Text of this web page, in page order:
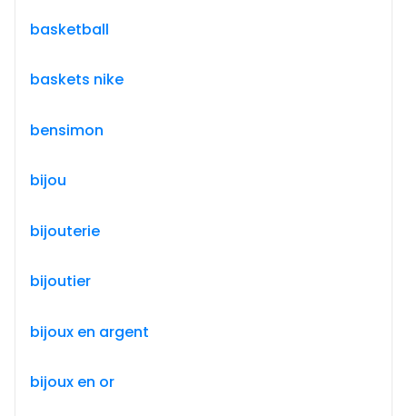
basketball
baskets nike
bensimon
bijou
bijouterie
bijoutier
bijoux en argent
bijoux en or